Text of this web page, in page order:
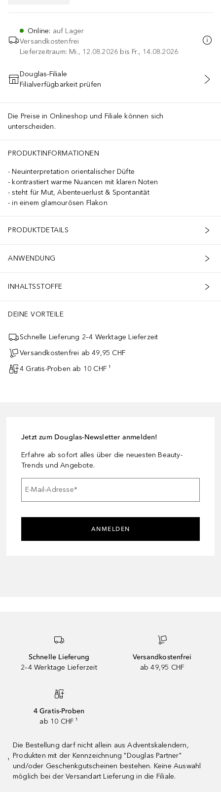
Online: auf Lager
Versandkostenfrei
Lieferzeitraum: Mi., 12.08.2026 bis Fr., 14.08.2026
IN DEN WARENKORB
Douglas-Filiale
Filialverfügbarkeit prüfen
Die Preise in Onlineshop und Filiale können sich
unterscheiden.
PRODUKTINFORMATIONEN
Neuinterpretation orientalischer Düfte
kontrastiert warme Nuancen mit klaren Noten
steht für Mut, Abenteuerlust & Spontanität
in einem glamourösen Flakon
PRODUKTDETAILS
ANWENDUNG
INHALTSSTOFFE
DEINE VORTEILE
Schnelle Lieferung 2–4 Werktage Lieferzeit
Versandkostenfrei ab 49,95 CHF
4 Gratis-Proben ab 10 CHF ¹
Jetzt zum Douglas-Newsletter anmelden!
Erfahre ab sofort alles über die neuesten Beauty-
Trends und Angebote.
E-Mail-Adresse*
ANMELDEN
Schnelle Lieferung
2–4 Werktage Lieferzeit
Versandkostenfrei
ab 49,95 CHF
4 Gratis-Proben
ab 10 CHF ¹
¹
Die Bestellung darf nicht allein aus Adventskalendern,
Produkten mit der Kennzeichnung "Douglas Partner"
und/oder Geschenkgutscheinen bestehen. Keine Auswahl
möglich bei der Versandart Lieferung in die Filiale.